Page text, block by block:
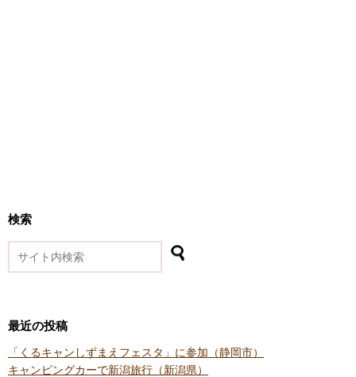
検索
最近の投稿
「くるキャンしずまえフェスタ」に参加（静岡市）
キャンピングカーで新潟旅行（新潟県）